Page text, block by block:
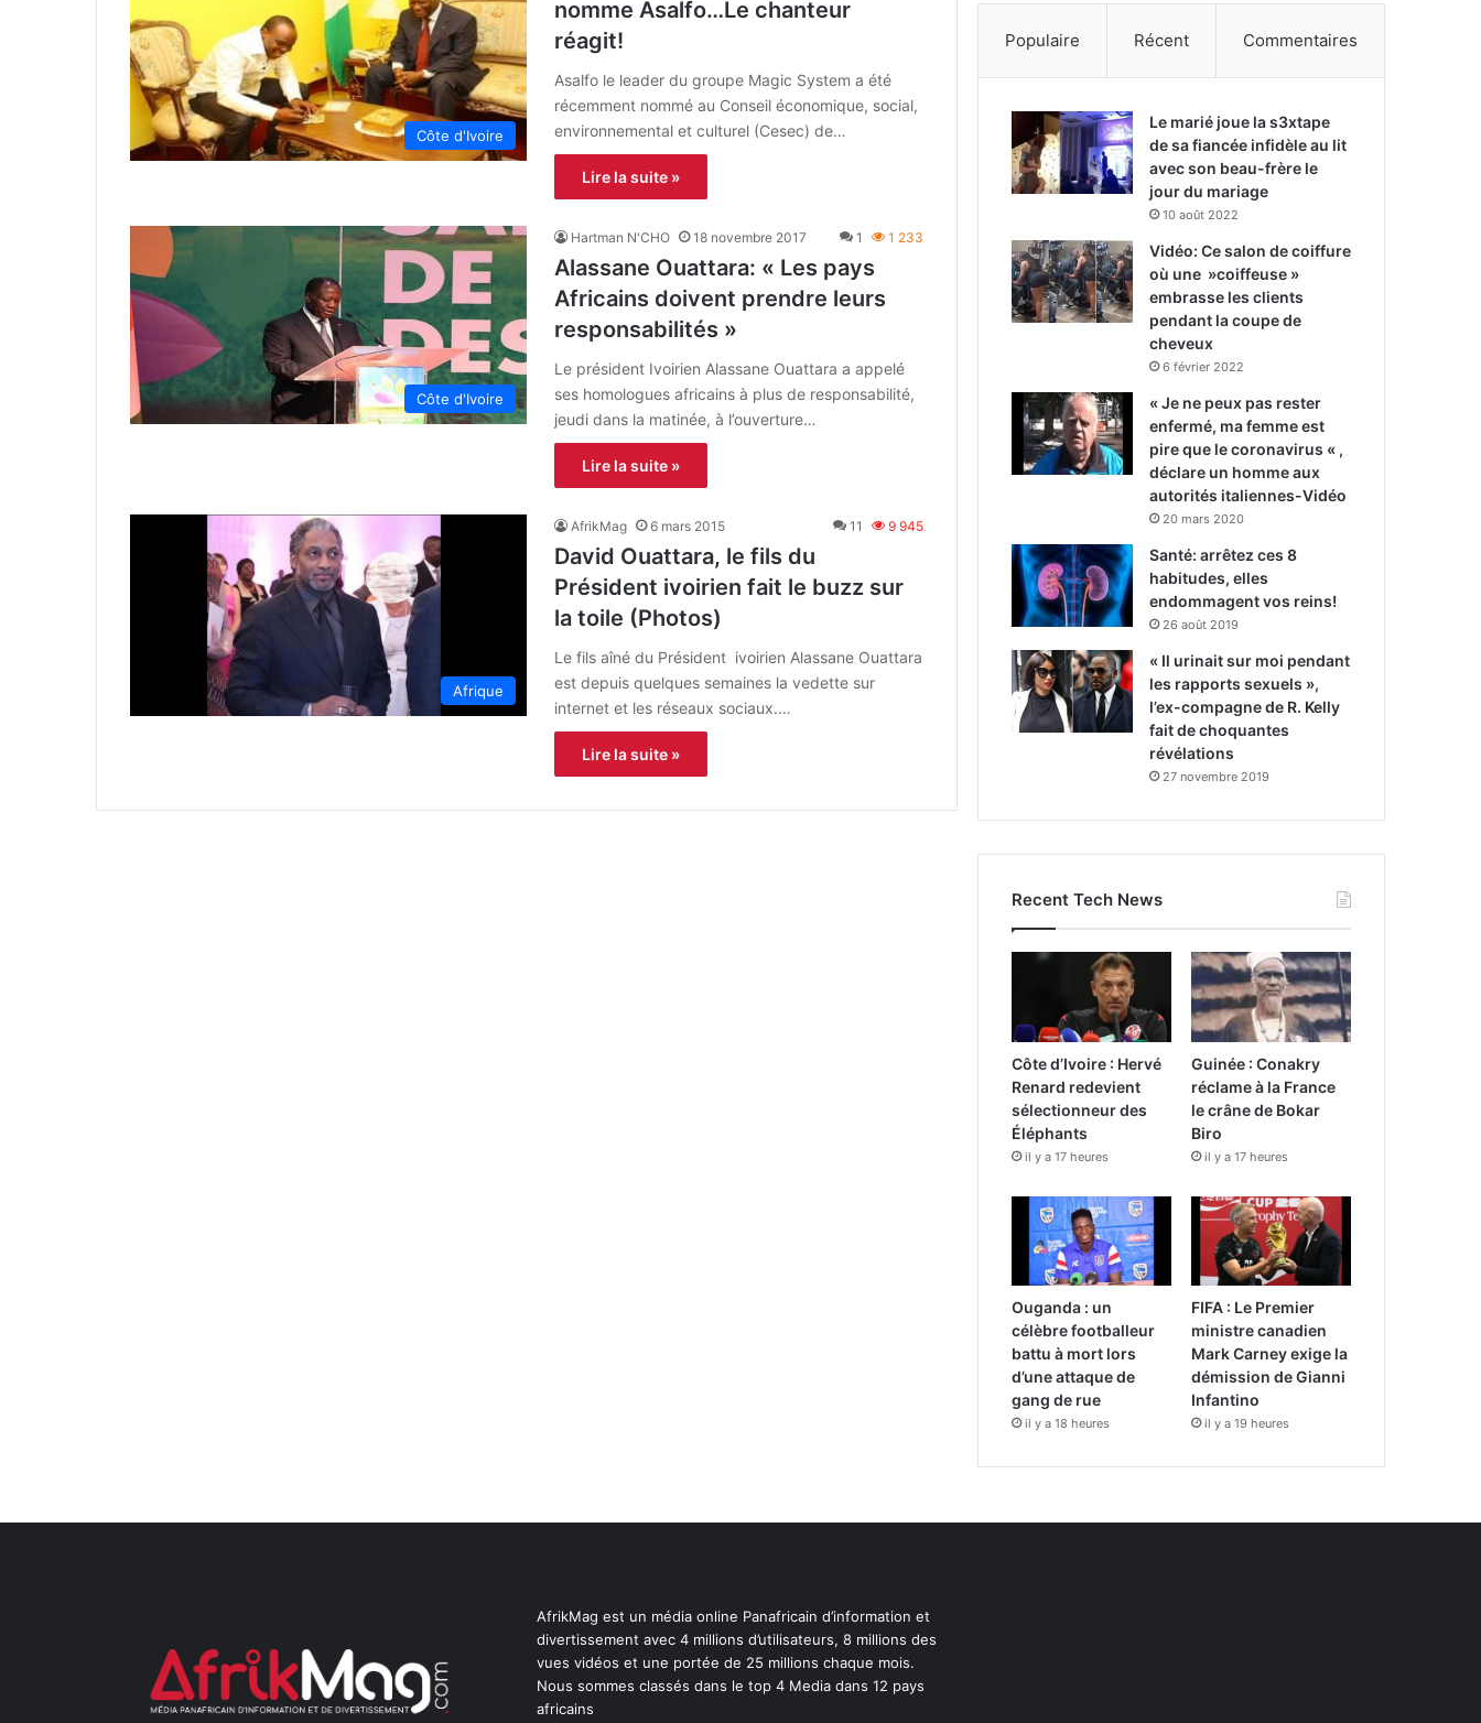
Côte d'Ivoire
nomme Asalfo…Le chanteur
réagit!
Asalfo le leader du groupe Magic System a été
récemment nommé au Conseil économique, social,
environnemental et culturel (Cesec) de…
Lire la suite »
Côte d'Ivoire
Hartman N'CHO 18 novembre 2017 1 1 233
Alassane Ouattara: « Les pays
Africains doivent prendre leurs
responsabilités »
Le président Ivoirien Alassane Ouattara a appelé
ses homologues africains à plus de responsabilité,
jeudi dans la matinée, à l’ouverture…
Lire la suite »
Afrique
AfrikMag 6 mars 2015 11 9 945
David Ouattara, le fils du
Président ivoirien fait le buzz sur
la toile (Photos)
Le fils aîné du Président ivoirien Alassane Ouattara
est depuis quelques semaines la vedette sur
internet et les réseaux sociaux.…
Lire la suite »
Populaire Récent Commentaires
Le marié joue la s3xtape
de sa fiancée infidèle au lit
avec son beau-frère le
jour du mariage
10 août 2022
Vidéo: Ce salon de coiffure
où une »coiffeuse »
embrasse les clients
pendant la coupe de
cheveux
6 février 2022
« Je ne peux pas rester
enfermé, ma femme est
pire que le coronavirus « ,
déclare un homme aux
autorités italiennes-Vidéo
20 mars 2020
Santé: arrêtez ces 8
habitudes, elles
endommagent vos reins!
26 août 2019
« Il urinait sur moi pendant
les rapports sexuels »,
l’ex-compagne de R. Kelly
fait de choquantes
révélations
27 novembre 2019
Recent Tech News
Côte d’Ivoire : Hervé
Renard redevient
sélectionneur des
Éléphants
il y a 17 heures
Guinée : Conakry
réclame à la France
le crâne de Bokar
Biro
il y a 17 heures
Ouganda : un
célèbre footballeur
battu à mort lors
d’une attaque de
gang de rue
il y a 18 heures
FIFA : Le Premier
ministre canadien
Mark Carney exige la
démission de Gianni
Infantino
il y a 19 heures
AfrikMag est un média online Panafricain d’information et
divertissement avec 4 millions d’utilisateurs, 8 millions des
vues vidéos et une portée de 25 millions chaque mois.
Nous sommes classés dans le top 4 Media dans 12 pays
africains